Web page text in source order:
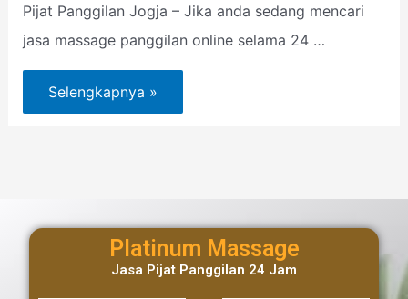
Pijat Panggilan Jogja – Jika anda sedang mencari
jasa massage panggilan online selama 24 …
Selengkapnya »
Platinum Massage
Jasa Pijat Panggilan 24 Jam